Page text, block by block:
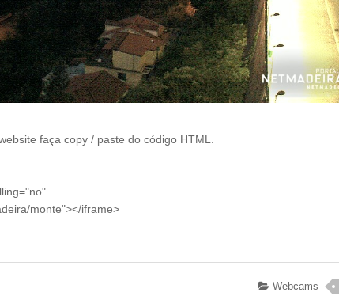
faça copy / paste do código HTML.
Webcams